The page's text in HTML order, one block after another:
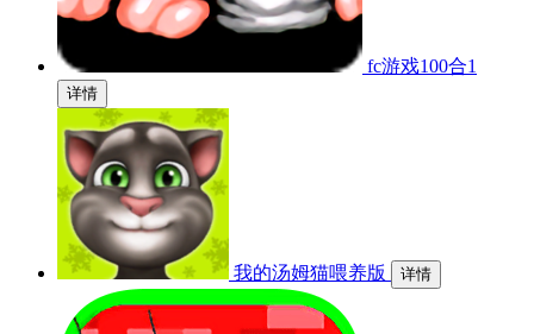
fc游戏100合1
详情
我的汤姆猫喂养版 详情